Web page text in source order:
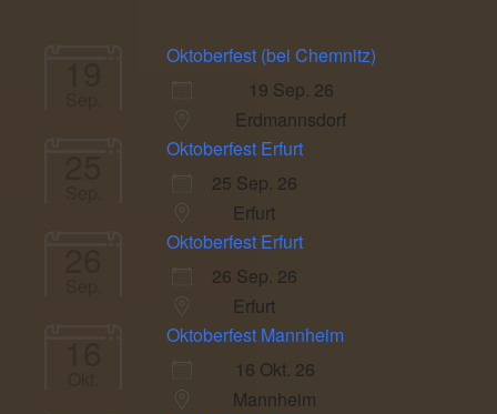
19
Oktoberfest (bei Chemnitz)
19 Sep. 26
Erdmannsdorf
25
Oktoberfest Erfurt
25 Sep. 26
Erfurt
26
Oktoberfest Erfurt
26 Sep. 26
Erfurt
16
Oktoberfest Mannheim
16 Okt. 26
Mannheim